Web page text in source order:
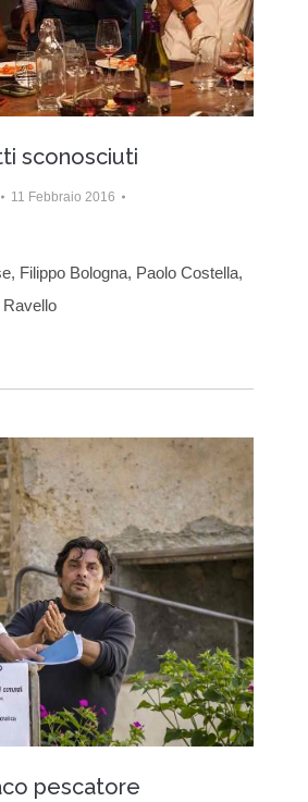
sconosciuti
11 Febbraio 2016
Filippo Bologna, Paolo Costella,
pescatore